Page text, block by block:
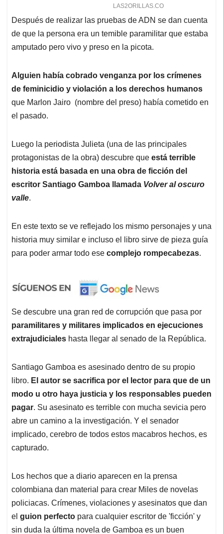
Después de realizar las pruebas de ADN se dan cuenta
de que la persona era un temible paramilitar que estaba
amputado pero vivo y preso en la picota.
Alguien había cobrado venganza por los crímenes
de feminicidio y violación a los derechos humanos
que Marlon Jairo (nombre del preso) había cometido en
el pasado.
Luego la periodista Julieta (una de las principales
protagonistas de la obra) descubre que está terrible
historia está basada en una obra de ficción del
escritor Santiago Gamboa llamada Volver al oscuro
valle.
En este texto se ve reflejado los mismo personajes y una
historia muy similar e incluso el libro sirve de pieza guía
para poder armar todo ese complejo rompecabezas.
Se descubre una gran red de corrupción que pasa por
paramilitares y militares implicados en ejecuciones
extrajudiciales hasta llegar al senado de la República.
Santiago Gamboa es asesinado dentro de su propio
libro. El autor se sacrifica por el lector para que de un
modo u otro haya justicia y los responsables pueden
pagar. Su asesinato es terrible con mucha sevicia pero
abre un camino a la investigación. Y el senador
implicado, cerebro de todos estos macabros hechos, es
capturado.
Los hechos que a diario aparecen en la prensa
colombiana dan material para crear Miles de novelas
policiacas. Crímenes, violaciones y asesinatos que dan
el guion perfecto para cualquier escritor de 'ficción' y
sin duda la última novela de Gamboa es un buen